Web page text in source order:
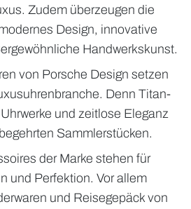
Zudem überzeugen die
Design, innovative
Handwerkskunst.
von Porsche Design setzen
Denn Titan-
und zeitlose Eleganz
Sammlerstücken.
der Marke stehen für
und Perfektion. Vor allem
und Reisegepäck von